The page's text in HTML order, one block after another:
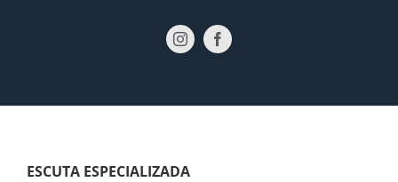
ESCUTA ESPECIALIZADA